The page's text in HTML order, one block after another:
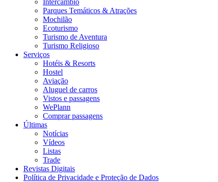
Intercâmbio
Parques Temáticos & Atrações
Mochilão
Ecoturismo
Turismo de Aventura
Turismo Religioso
Serviços
Hotéis & Resorts
Hostel
Aviação
Aluguel de carros
Vistos e passagens
WePlann
Comprar passagens
Últimas
Notícias
Vídeos
Listas
Trade
Revistas Digitais
Política de Privacidade e Proteção de Dados